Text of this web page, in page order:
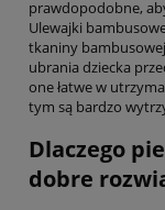
prawdopodobne,
Ulewajki
tkaniny
ubrania dziecka
one łatwe w
tym są bardzo
Dlaczego
dobre